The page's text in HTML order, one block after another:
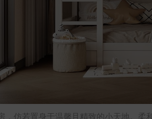
，仿若置身于温馨且精致的小天地。